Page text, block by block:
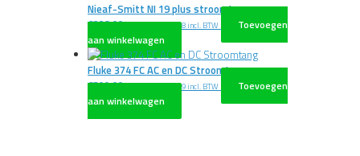
Nieaf-Smitt NI 19 plus stroomtang
€338,00 excl. BTW€408,98 incl. BTW
Toevoegen
aan winkelwagen
Fluke 374 FC AC en DC Stroomtang
€599,00 excl. BTW€724,79 incl. BTW
Toevoegen
aan winkelwagen